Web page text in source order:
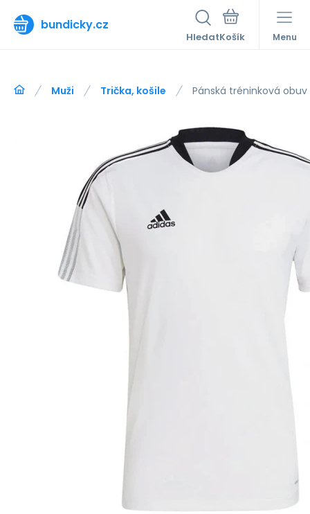
bundicky.cz
Hledat Menu
Muži Trička, košile Pánská tréninková obuv